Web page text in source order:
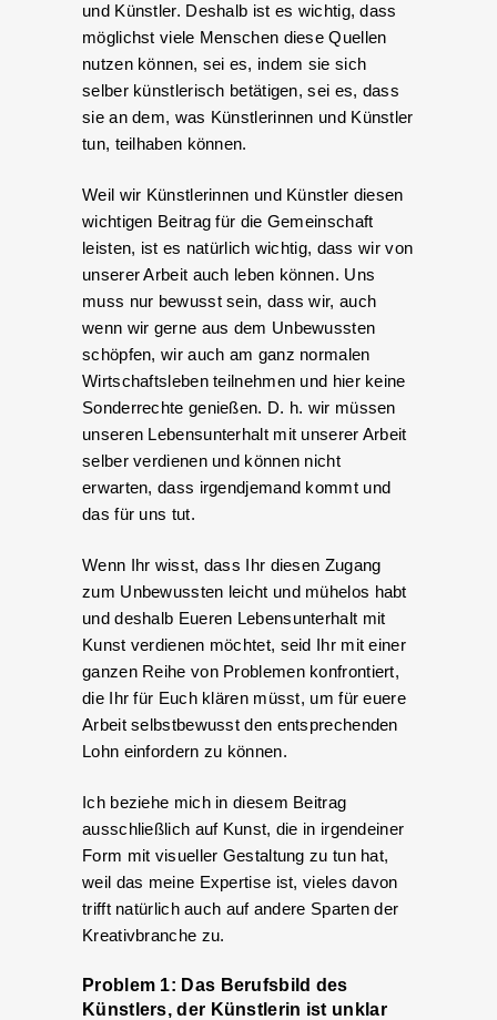
und Künstler. Deshalb ist es wichtig, dass
möglichst viele Menschen diese Quellen
nutzen können, sei es, indem sie sich
selber künstlerisch betätigen, sei es, dass
sie an dem, was Künstlerinnen und Künstler
tun, teilhaben können.
Weil wir Künstlerinnen und Künstler diesen
wichtigen Beitrag für die Gemeinschaft
leisten, ist es natürlich wichtig, dass wir von
unserer Arbeit auch leben können. Uns
muss nur bewusst sein, dass wir, auch
wenn wir gerne aus dem Unbewussten
schöpfen, wir auch am ganz normalen
Wirtschaftsleben teilnehmen und hier keine
Sonderrechte genießen. D. h. wir müssen
unseren Lebensunterhalt mit unserer Arbeit
selber verdienen und können nicht
erwarten, dass irgendjemand kommt und
das für uns tut.
Wenn Ihr wisst, dass Ihr diesen Zugang
zum Unbewussten leicht und mühelos habt
und deshalb Eueren Lebensunterhalt mit
Kunst verdienen möchtet, seid Ihr mit einer
ganzen Reihe von Problemen konfrontiert,
die Ihr für Euch klären müsst, um für euere
Arbeit selbstbewusst den entsprechenden
Lohn einfordern zu können.
Ich beziehe mich in diesem Beitrag
ausschließlich auf Kunst, die in irgendeiner
Form mit visueller Gestaltung zu tun hat,
weil das meine Expertise ist, vieles davon
trifft natürlich auch auf andere Sparten der
Kreativbranche zu.
Problem 1: Das Berufsbild des
Künstlers, der Künstlerin ist unklar